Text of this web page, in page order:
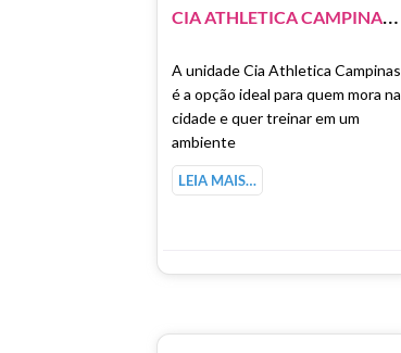
CIA ATHLETICA CAMPINAS – GALLERIA SHOPPING
A unidade Cia Athletica Campinas
é a opção ideal para quem mora na
cidade e quer treinar em um
ambiente
LEIA MAIS…